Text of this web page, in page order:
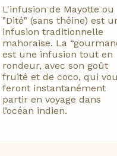
L'infusion de Mayotte ou
"Dité" (sans théine) est
infusion traditionnelle
mahoraise. La
est une infusion tout en
rondeur, avec son goût
fruité et de coco, qui
feront instantanément
partir en voyage dans
l’océan indien.